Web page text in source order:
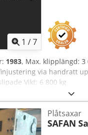
1 /7
1983, Max. klipplängd:
via handratt
Vikt: 6 800 kg
Plåtsaxar
SAFAN